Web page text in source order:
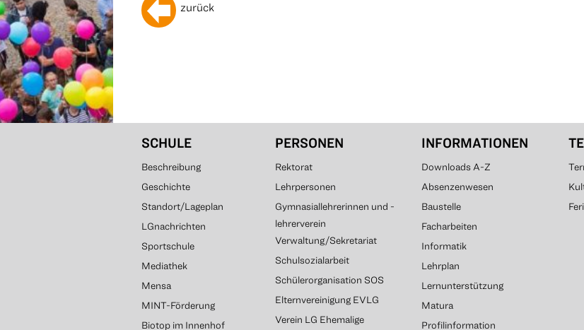
zurück
SCHULE
Beschreibung
Geschichte
Standort/Lageplan
LGnachrichten
Sportschule
Mediathek
Mensa
MINT-Förderung
Biotop im Innenhof
PERSONEN
Rektorat
Lehrpersonen
Gymnasiallehrerinnen und -
lehrerverein
Verwaltung/Sekretariat
Schulsozialarbeit
Schülerorganisation SOS
Elternvereinigung EVLG
Verein LG Ehemalige
INFORMATIONEN
Downloads A-Z
Absenzenwesen
Baustelle
Facharbeiten
Informatik
Lehrplan
Lernunterstützung
Matura
Profilinformation